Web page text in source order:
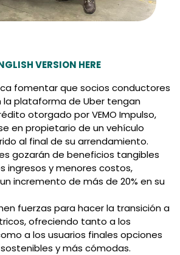
VERSION HERE
fomentar que socios conductores
la plataforma de Uber tengan
otorgado por VEMO Impulso,
en propietario de un vehículo
al final de su arrendamiento.
gozarán de beneficios tangibles
ingresos y menores costos,
incremento de más de 20% en su
fuerzas para hacer la transición a
ofreciendo tanto a los
a los usuarios finales opciones
y más cómodas.